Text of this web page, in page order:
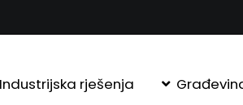
Industrijska rješenja